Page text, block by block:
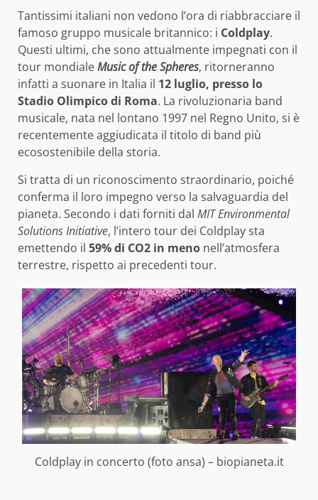
Tantissimi italiani non vedono l’ora di riabbracciare il
famoso gruppo musicale britannico: i Coldplay.
Questi ultimi, che sono attualmente impegnati con il
tour mondialeMusic of the Spheres, ritorneranno
infatti a suonare in Italia il 12 luglio, presso lo
Stadio Olimpico di Roma. La rivoluzionaria band
musicale, nata nel lontano 1997 nel Regno Unito, si è
recentemente aggiudicata il titolo di band più
ecosostenibile della storia.
Si tratta di un riconoscimento straordinario, poiché
conferma il loro impegno verso la salvaguardia del
pianeta. Secondo i dati forniti dal MIT Environmental
Solutions Initiative, l’intero tour dei Coldplay sta
emettendo il 59% di CO2 in meno nell’atmosfera
terrestre, rispetto ai precedenti tour.
Coldplay in concerto (foto ansa) – biopianeta.it